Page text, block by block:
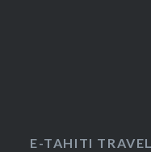
E-TAHITI